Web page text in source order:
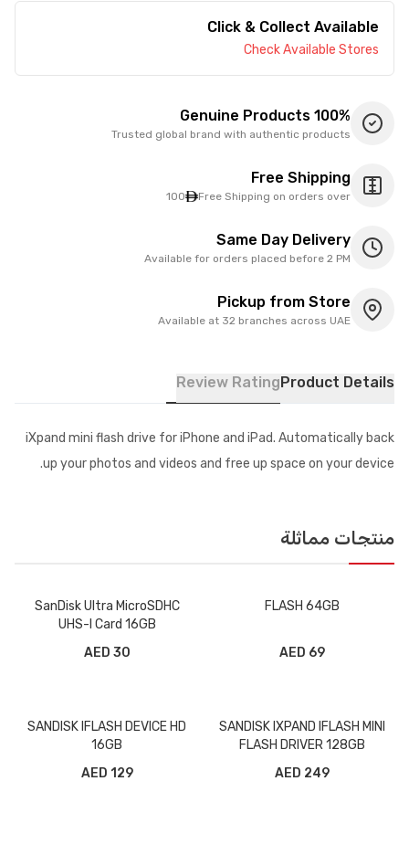
Click & Collect Available
Check Available Stores
100% Genuine Products
Trusted global brand with authentic products
Free Shipping
Free Shipping on orders over
100
Same Day Delivery
Available for orders placed before 2 PM
Pickup from Store
Available at 32 branches across UAE
Product Details
Review Rating
iXpand mini flash drive for iPhone and iPad. Automatically back
up your photos and videos and free up space on your device.
منتجات مماثلة
FLASH 64GB
69 AED
SanDisk Ultra MicroSDHC
UHS-l Card 16GB
30 AED
SANDISK IXPAND IFLASH MINI
FLASH DRIVER 128GB
249 AED
SANDISK IFLASH DEVICE HD
16GB
129 AED